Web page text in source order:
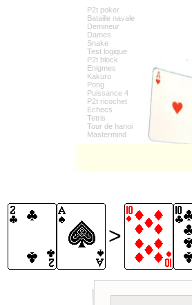
P2t poker
Bataille navale
Demineur
Dames
Snake
Test logique
P2t block
Enigmes
Kakuro
Pong
Puissance 4
P2t ricochet
Echecs
Tetris
Tour de hanoi
Mastermind
>